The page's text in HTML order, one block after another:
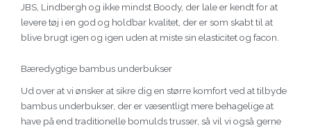
JBS, Lindbergh og ikke mindst Boody, der lale er kendt for at
levere tøj i en god og holdbar kvalitet, der er som skabt til at
blive brugt igen og igen uden at miste sin elasticitet og facon.
Bæredygtige bambus underbukser
Ud over at vi ønsker at sikre dig en større komfort ved at tilbyde
bambus underbukser, der er væsentligt mere behagelige at
have på end traditionelle bomulds trusser, så vil vi også gerne